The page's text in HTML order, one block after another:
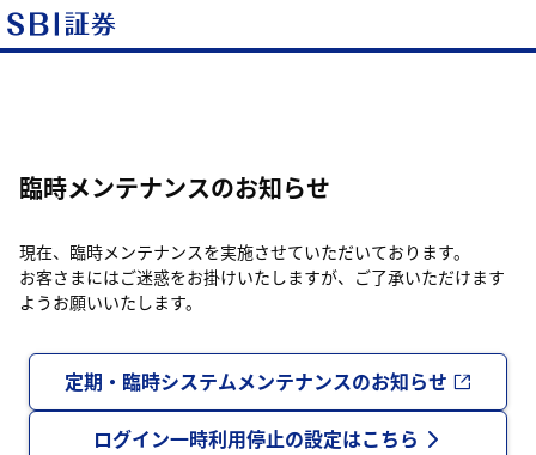
臨時メンテナンスのお知らせ
現在、臨時メンテナンスを実施させていただいております。
お客さまにはご迷惑をお掛けいたしますが、ご了承いただけます
ようお願いいたします。
定期・臨時システムメンテナンスのお知らせ
ログイン一時利用停止の設定はこちら